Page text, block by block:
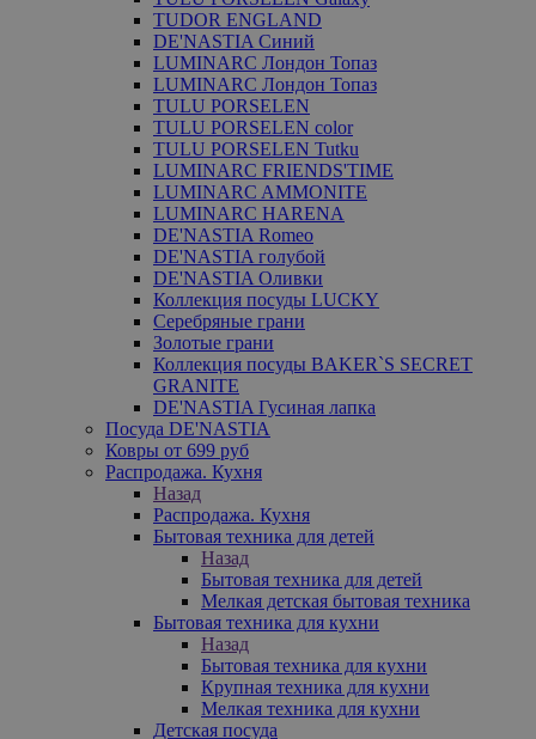
TUDOR ENGLAND
DE'NASTIA Синий
LUMINARC Лондон Топаз
LUMINARC Лондон Топаз
TULU PORSELEN
TULU PORSELEN color
TULU PORSELEN Tutku
LUMINARC FRIENDS'TIME
LUMINARC AMMONITE
LUMINARC HARENA
DE'NASTIA Romeo
DE'NASTIA голубой
DE'NASTIA Оливки
Коллекция посуды LUCKY
Серебряные грани
Золотые грани
Коллекция посуды BAKER`S SECRET
GRANITE
DE'NASTIA Гусиная лапка
Посуда DE'NASTIA
Ковры от 699 руб
Распродажа. Кухня
Назад
Распродажа. Кухня
Бытовая техника для детей
Назад
Бытовая техника для детей
Мелкая детская бытовая техника
Бытовая техника для кухни
Назад
Бытовая техника для кухни
Крупная техника для кухни
Мелкая техника для кухни
Детская посуда